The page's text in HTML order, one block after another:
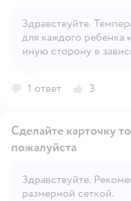
Здравствуйте.
для каждого ребенка
иную сторону в
активность ребенка и
1 ответ 3
Сделайте карточку
пожалуйста
Здравствуйте.
размерной сеткой.